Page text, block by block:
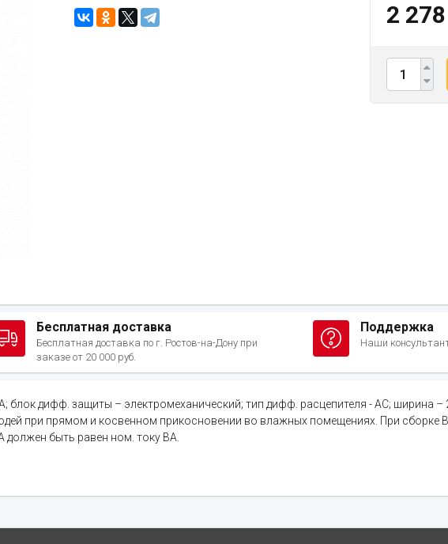
2 278
Бесплатная доставка
Бесплатная доставка по г. Ростов-на-Дону при
заказе от 20 000 руб.
Поддержка
Наши
блок дифф. защиты – электромеханический; тип дифф. расцепителя - AC; ширина
при прямом и косвенном прикосновении во влажных помещениях. При сборке
должен быть равен ном. току ВА.